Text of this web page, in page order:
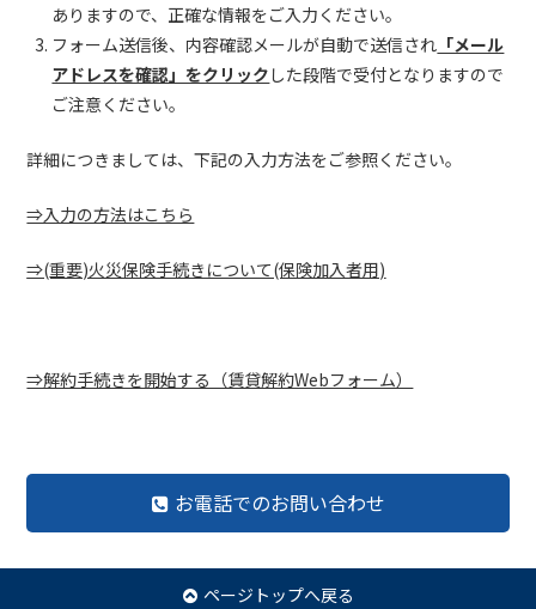
ありますので、正確な情報をご入力ください。
フォーム送信後、内容確認メールが自動で送信され 「メール
アドレスを確認」をクリック した段階で受付となりますので
ご注意ください。
詳細につきましては、下記の入力方法をご参照ください。
⇒入力の方法はこちら
⇒(重要)火災保険手続きについて(保険加入者用)
⇒解約手続きを開始する（賃貸解約Webフォーム）
お電話でのお問い合わせ
ページトップへ戻る